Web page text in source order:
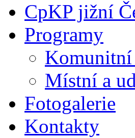
CpKP jižní
Programy
Komunitní
Místní a
Fotogalerie
Kontakty